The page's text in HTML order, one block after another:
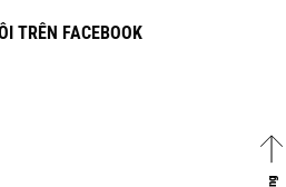
TRÊN FACEBOOK